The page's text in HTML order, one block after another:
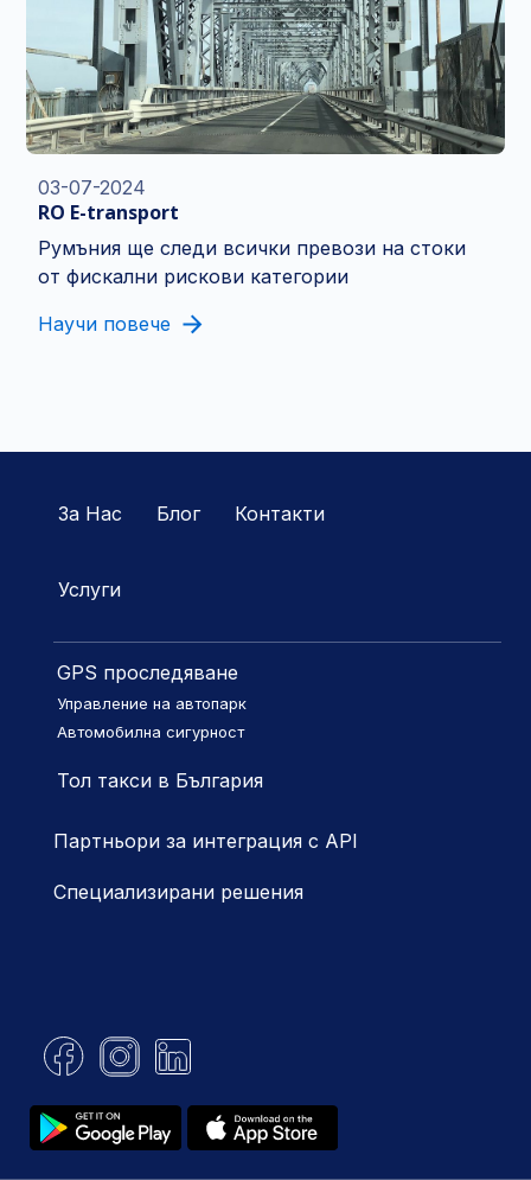
03-07-2024
RO E-transport
Румъния ще следи всички превози на стоки
от фискални рискови категории
Научи повече
За Нас Блог Контакти
Услуги
GPS проследяване
Управление на автопарк
Автомобилна сигурност
Тол такси в България
Партньори за интеграция с API
Специализирани решения